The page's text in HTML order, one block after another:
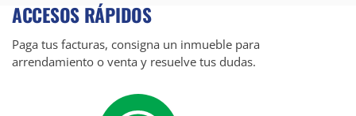
ACCESOS RÁPIDOS
Paga tus facturas, consigna un inmueble para
arrendamiento o venta y resuelve tus dudas.